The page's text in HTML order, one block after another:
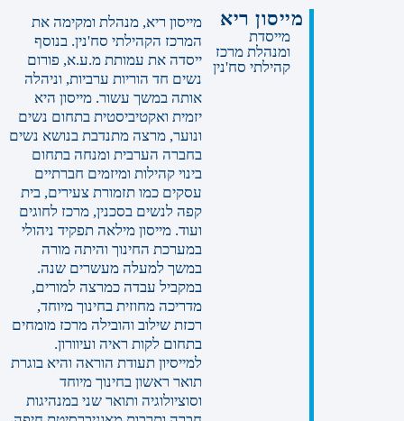
מייסון ריא
מייסדת
ומנהלת מרכז
קהילתי סח'נין
מייסון ריא, מנהלת ומקימה את
המרכז הקהילתי סח'נין. בנוסף
ייסדה את עמותת מ.ע.א, פורום
נשים חד הוריות ערביות, וניהלה
אותה במשך עשור. מייסון היא
יזמית ואקטיביסטית בתחום נשים
ונוער, מרצה מתנדבת בנושא נשים
בחברה הערבית ומנחה בתחום
בינוי קהילות ומיזמים חברתיים
עסקים כמו תזמורת צעירים, בית
קפה לנשים בסכנין, מרכז לחוגים
ועוד. מייסון מילאה תפקיד ניהולי
במערכת החינוך והיתה מורה
במשך למעלה מעשרים שנה.
במקביל עבדה כמרצה למורים,
מדריכה מחוזית בחינוך מיוחד,
רכזת שילוב והובילה מרכז מומחים
בתחום לקות ראיה ועיוורון.
למייסיון תעודת הוראה והיא בוגרת
תואר ראשון בחינוך מיוחד
וסוציולוגיה ותואר שני במנהיגות